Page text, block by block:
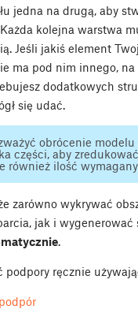
jedna na drugą, aby
kolejna warstwa
Jeśli jakiś element
ma pod nim innego, na
dodatkowych
się udać.
obrócenie
części, aby
również ilość
zarówno wykrywać
jak i
.
podpory ręcznie